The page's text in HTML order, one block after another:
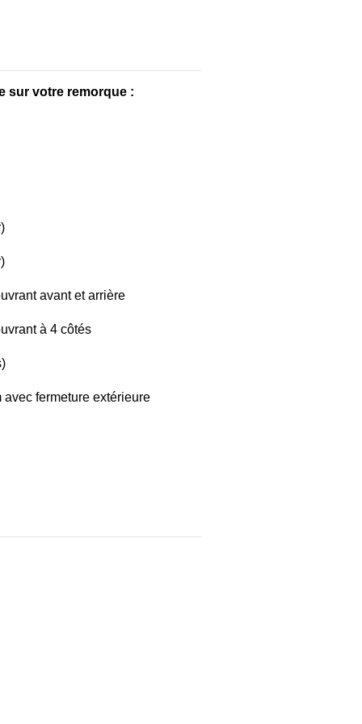
sur votre remorque :
avant et arrière
à 4 côtés
fermeture extérieure